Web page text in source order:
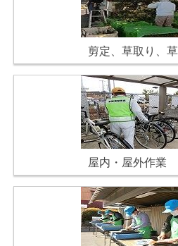
剪定、草取り、
屋内・屋外作業